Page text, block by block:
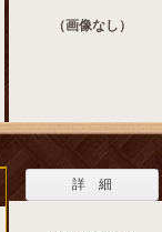
（画像なし）
詳 細